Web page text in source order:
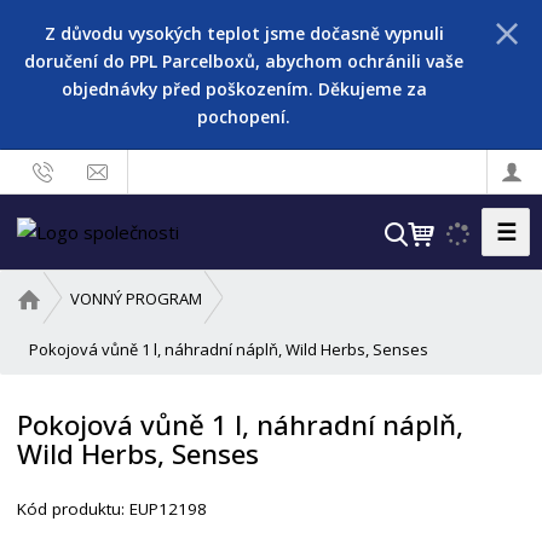
Z důvodu vysokých teplot jsme dočasně vypnuli
doručení do PPL Parcelboxů, abychom ochránili vaše
objednávky před poškozením. Děkujeme za
pochopení.
V
e
a
t
☰
v
o
í
s
r
VONNÝ PROGRAM
Pokojová vůně 1 l, náhradní náplň, Wild Herbs, Senses
Pokojová vůně 1 l, náhradní náplň,
Wild Herbs, Senses
Kód produktu:EUP12198